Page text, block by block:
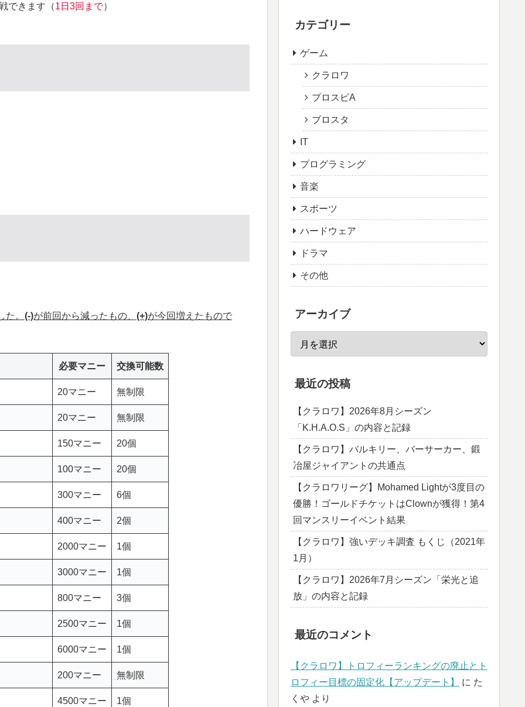
できます（1日3回まで）
。 (-)が前回から減ったもの、 (+)が今回増えたもので
必要マニー 交換可能数
20マニー 無制限
20マニー 無制限
150マニー 20個
100マニー 20個
300マニー 6個
400マニー 2個
2000マニー 1個
3000マニー 1個
800マニー 3個
2500マニー 1個
6000マニー 1個
200マニー 無制限
4500マニー 1個
カテゴリー
ゲーム
クラロワ
プロスピA
ブロスタ
IT
プログラミング
音楽
スポーツ
ハードウェア
ドラマ
その他
アーカイブ
最近の投稿
【クラロワ】2026年8月シーズン
「K.H.A.O.S」の内容と記録
【クラロワ】バルキリー、バーサーカー、鍛
冶屋ジャイアントの共通点
【クラロワリーグ】Mohamed Lightが3度目の
優勝！ゴールドチケットはClownが獲得！第4
回マンスリーイベント結果
【クラロワ】強いデッキ調査 もくじ（2021年
1月）
【クラロワ】2026年7月シーズン「栄光と追
放」の内容と記録
最近のコメント
【クラロワ】トロフィーランキングの廃止とト
ロフィー目標の固定化【アップデート】
に た
くや より